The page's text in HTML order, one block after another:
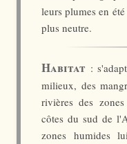
leurs plumes en
plus neutre.
Habitat :
milieux, des
rivières des
côtes du sud de
zones humides